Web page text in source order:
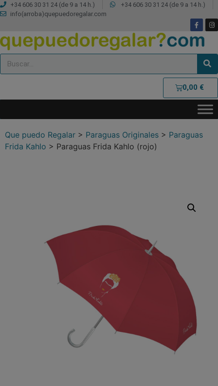
+34 606 30 31 24 (de 9 a 14 h.)
+34 606 30 31 24 (de 9 a 14 h.)
info(arroba)quepuedoregalar.com
0,00 €
Que puedo Regalar > Paraguas Originales > Paraguas
Frida Kahlo > Paraguas Frida Kahlo (rojo)